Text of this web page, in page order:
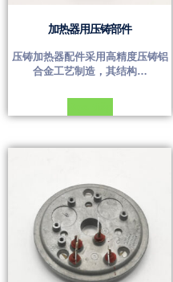
加热器用压铸部件
压铸加热器配件采用高精度压铸铝
合金工艺制造，其结构…